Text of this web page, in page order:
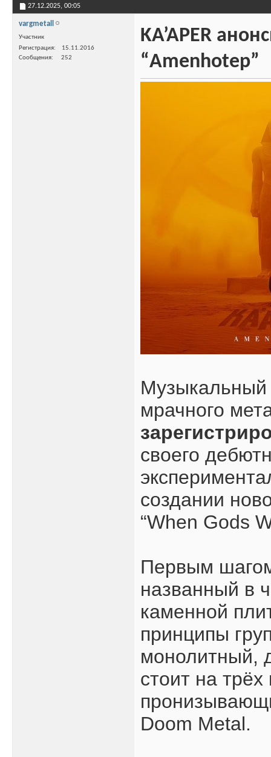
27.12.2025, 00:05
vargmetall
Участник
Регистрация
15.11.2016
Сообщения
252
KA’APER
“Amenhotep”
Музыкальный
мрачного
своего
создании
“When Gods
Первым шагом
названный в
каменной
принципы
монолитный,
стоит на
Doom Metal.